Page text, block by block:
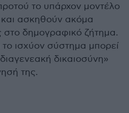
το υπάρχον μοντέλο
και ασκηθούν ακόμα
στο δημογραφικό ζήτημα.
το ισχύον σύστημα μπορεί
δικαιοσύνη»
της.